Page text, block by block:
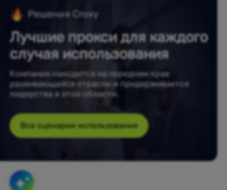
Решения Croxy
Лучшие прокси для каждого
случая использования
Компания находится на переднем крае
развивающейся отрасли и придерживается
лидерства в этой области.
Все сценарии использования